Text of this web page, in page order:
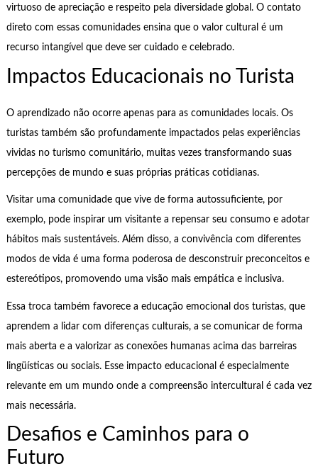
virtuoso de apreciação e respeito pela diversidade global. O contato
direto com essas comunidades ensina que o valor cultural é um
recurso intangível que deve ser cuidado e celebrado.
Impactos Educacionais no Turista
O aprendizado não ocorre apenas para as comunidades locais. Os
turistas também são profundamente impactados pelas experiências
vividas no turismo comunitário, muitas vezes transformando suas
percepções de mundo e suas próprias práticas cotidianas.
Visitar uma comunidade que vive de forma autossuficiente, por
exemplo, pode inspirar um visitante a repensar seu consumo e adotar
hábitos mais sustentáveis. Além disso, a convivência com diferentes
modos de vida é uma forma poderosa de desconstruir preconceitos e
estereótipos, promovendo uma visão mais empática e inclusiva.
Essa troca também favorece a educação emocional dos turistas, que
aprendem a lidar com diferenças culturais, a se comunicar de forma
mais aberta e a valorizar as conexões humanas acima das barreiras
lingüísticas ou sociais. Esse impacto educacional é especialmente
relevante em um mundo onde a compreensão intercultural é cada vez
mais necessária.
Desafios e Caminhos para o
Futuro